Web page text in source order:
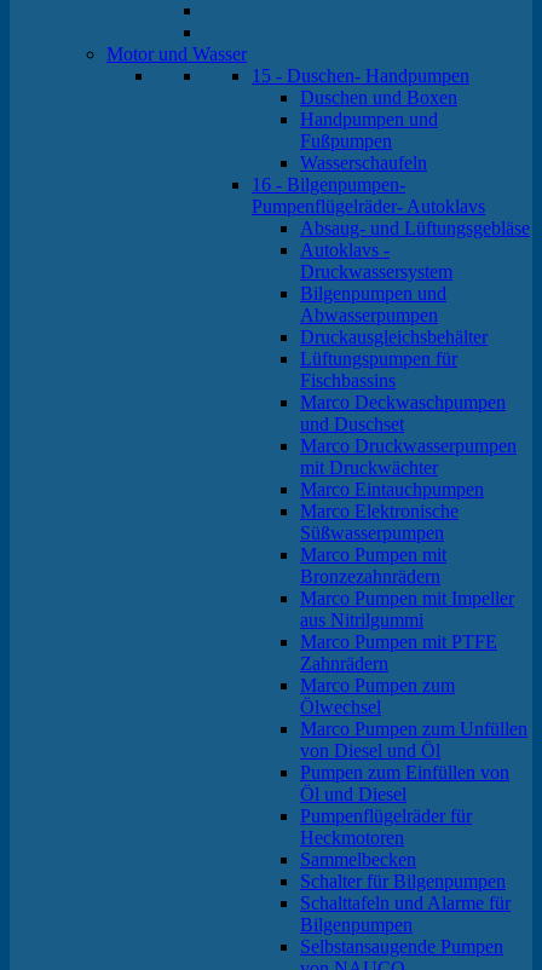
Motor und Wasser
15 - Duschen- Handpumpen
Duschen und Boxen
Handpumpen und
Fußpumpen
Wasserschaufeln
16 - Bilgenpumpen-
Pumpenflügelräder- Autoklavs
Absaug- und Lüftungsgebläse
Autoklavs -
Druckwassersystem
Bilgenpumpen und
Abwasserpumpen
Druckausgleichsbehälter
Lüftungspumpen für
Fischbassins
Marco Deckwaschpumpen
und Duschset
Marco Druckwasserpumpen
mit Druckwächter
Marco Eintauchpumpen
Marco Elektronische
Süßwasserpumpen
Marco Pumpen mit
Bronzezahnrädern
Marco Pumpen mit Impeller
aus Nitrilgummi
Marco Pumpen mit PTFE
Zahnrädern
Marco Pumpen zum
Ölwechsel
Marco Pumpen zum Unfüllen
von Diesel und Öl
Pumpen zum Einfüllen von
Öl und Diesel
Pumpenflügelräder für
Heckmotoren
Sammelbecken
Schalter für Bilgenpumpen
Schalttafeln und Alarme für
Bilgenpumpen
Selbstansaugende Pumpen